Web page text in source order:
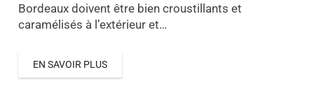
Bordeaux doivent être bien croustillants et
caramélisés à l’extérieur et…
EN SAVOIR PLUS